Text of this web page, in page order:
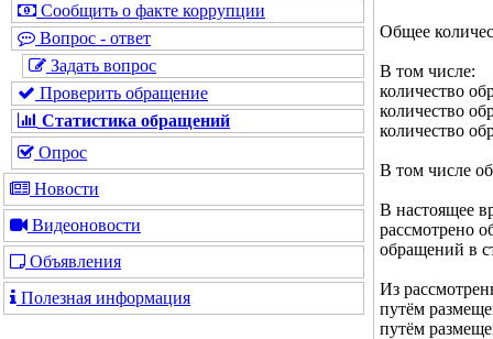
Сообщить о факте коррупции
Вопрос - ответ
Задать вопрос
Проверить обращение
Статистика обращений
Опрос
Новости
Видеоновости
Объявления
Полезная информация
Общее
В том числе:
количество
количество
количество
В том числе
В настоящее
рассмотрено
обращений в
Из
путём
путём